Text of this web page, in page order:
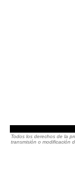
Todos los derechos de la
transmisión o modificación